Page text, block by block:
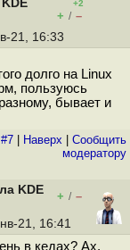
+2
+ / –
21, 16:33
долго на Linux
пользуюсь
бывает и
Наверх
Cообщить
модератору
KDE
+ / –
21, 16:41
в кедах? Ах,